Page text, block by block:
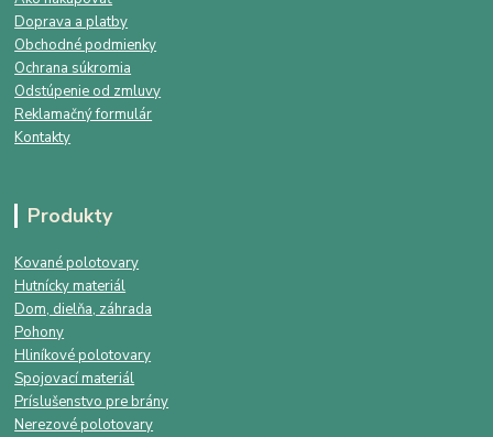
Doprava a platby
Obchodné podmienky
Ochrana súkromia
Odstúpenie od zmluvy
Reklamačný formulár
Kontakty
Produkty
Kované polotovary
Hutnícky materiál
Dom, dielňa, záhrada
Pohony
Hliníkové polotovary
Spojovací materiál
Príslušenstvo pre brány
Nerezové polotovary